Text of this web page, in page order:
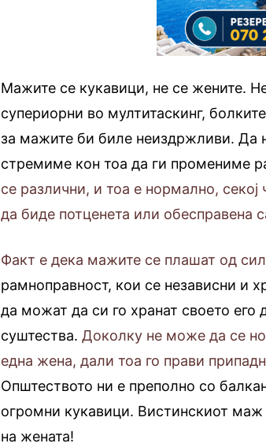
Мажите се кукавици, не се жените.
супериорни во мултитаскинг,
за мажите би биле неиздржливи. Да
стремиме кон тоа да ги промениме
се различни, и тоа е нормално,
да биде потценета или обесправена
Факт е дека мажите се плашат од
рамноправност, кои се независни и
да можат да си го хранат своето его
суштества.Доколку не може да се
една жена, дали тоа го прави
Општеството ни е преполно со
огромни кукавици. Вистинскиот
на жената!